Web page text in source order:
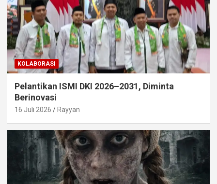
KOLABORASI
Pelantikan ISMI DKI 2026–2031, Diminta
Berinovasi
16 Juli 2026 Rayyan